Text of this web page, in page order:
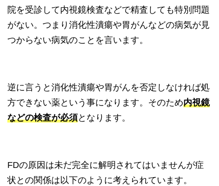
院を受診して内視鏡検査などで精査しても特別問題
がない。つまり消化性潰瘍や胃がんなどの病気が見
つからない病気のことを言います。
逆に言うと消化性潰瘍や胃がんを否定しなければ処
方できない薬という事になります。そのため内視鏡
などの検査が必須となります。
FDの原因は未だ完全に解明されてはいませんが症
状との関係は以下のように考えられています。